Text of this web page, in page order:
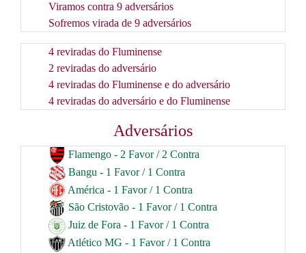
Viramos contra 9 adversários
Sofremos virada de 9 adversários
4 reviradas do Fluminense
2 reviradas do adversário
4 reviradas do Fluminense e do adversário
4 reviradas do adversário e do Fluminense
Adversários
Flamengo - 2 Favor / 2 Contra
Bangu - 1 Favor / 1 Contra
América - 1 Favor / 1 Contra
São Cristovão - 1 Favor / 1 Contra
Juiz de Fora - 1 Favor / 1 Contra
Atlético MG - 1 Favor / 1 Contra